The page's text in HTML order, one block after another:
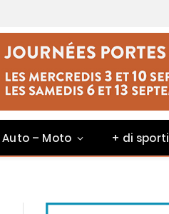
Auto – Moto + di sporti